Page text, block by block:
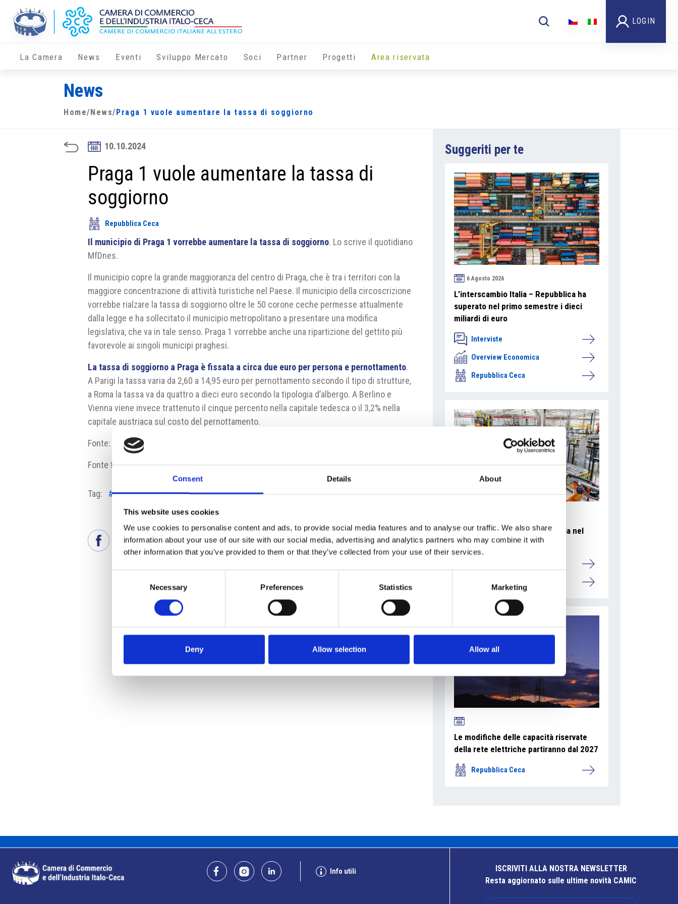
Consent Details About
This website uses cookies
We use cookies to personalise content and ads, to provide social media features and to analyse our traffic. We also share
information about your use of our site with our social media, advertising and analytics partners who may combine it with
other information that you’ve provided to them or that they’ve collected from your use of their services.
Necessary Preferences Statistics Marketing
Deny Allow selection Allow all
LOGIN
La Camera News Eventi Sviluppo Mercato Soci Partner Progetti Area riservata
News
Home/ News/ Praga 1 vuole aumentare la tassa di soggiorno
10.10.2024
Praga 1 vuole aumentare la tassa di
soggiorno
Repubblica Ceca
Il municipio di Praga 1 vorrebbe aumentare la tassa di soggiorno. Lo scrive il quotidiano
MfDnes.
Il municipio copre la grande maggioranza del centro di Praga, che è tra i territori con la
maggiore concentrazione di attività turistiche nel Paese. Il municipio della circoscrizione
vorrebbe rialzare la tassa di soggiorno oltre le 50 corone ceche permesse attualmente
dalla legge e ha sollecitato il municipio metropolitano a presentare una modifica
legislativa, che va in tale senso. Praga 1 vorrebbe anche una ripartizione del gettito più
favorevole ai singoli municipi praghesi.
La tassa di soggiorno a Praga è fissata a circa due euro per persona e pernottamento.
A Parigi la tassa varia da 2,60 a 14,95 euro per pernottamento secondo il tipo di strutture,
a Roma la tassa va da quattro a dieci euro secondo la tipologia d’albergo. A Berlino e
Vienna viene invece trattenuto il cinque percento nella capitale tedesca o il 3,2% nella
capitale austriaca sul costo del pernottamento.
Fonte: MfDnes
Fonte fotografia: Pixabay
Tag: #aumento #Praga 1 #tassa di soggiorno
Suggeriti per te
6 Agosto 2026
L’interscambio Italia – Repubblica ha
superato nel primo semestre i dieci
miliardi di euro
Interviste
Overview Economica
Repubblica Ceca
Accelera la ripresa dell’industria nel
corso del primo semestre
Le modifiche delle capacità riservate
della rete elettriche partiranno dal 2027
Repubblica Ceca
Info utili
ISCRIVITI ALLA NOSTRA NEWSLETTER
Resta aggiornato sulle ultime novità CAMIC